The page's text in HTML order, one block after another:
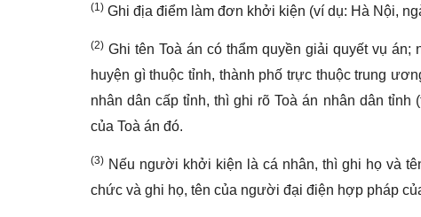
(1) Ghi địa điểm làm đơn khởi kiện (ví dụ: Hà Nội,
(2) Ghi tên Toà án có thẩm quyền giải quyết vụ
huyện gì thuộc tỉnh, thành phố trực thuộc trung
nhân dân cấp tỉnh, thì ghi rõ Toà án nhân dân
của Toà án đó.
(3) Nếu người khởi kiện là cá nhân, thì ghi họ và
chức và ghi họ, tên của người đại điện hợp pháp